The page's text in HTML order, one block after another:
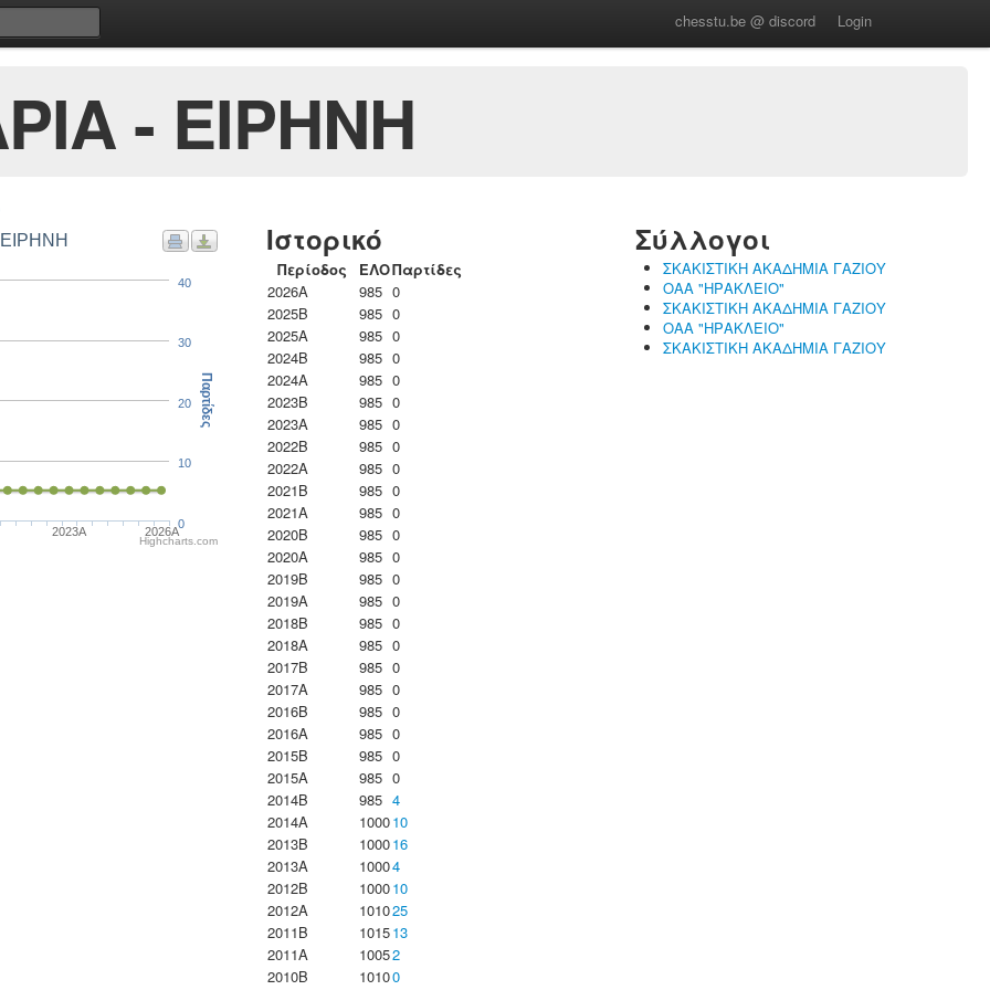
chesstu.be @ discord Login
- ΕΙΡΗΝΗ
2023Α 2026A
0
10
20
30
40
Παρτίδες
Highcharts.com
Ιστορικό
Περίοδος ΕΛΟΠαρτίδες
2026A
985 0
2025B
985 0
2025A
985 0
2024B
985 0
2024A
985 0
2023B
985 0
2023Α
985 0
2022B
985 0
2022A
985 0
2021B
985 0
2021A
985 0
2020B
985 0
2020A
985 0
2019B
985 0
2019A
985 0
2018B
985 0
2018A
985 0
2017B
985 0
2017A
985 0
2016B
985 0
2016A
985 0
2015B
985 0
2015A
985 0
2014B
985 4
2014A
100010
2013B
100016
2013A
10004
2012B
100010
2012A
101025
2011B
101513
2011A
10052
2010B
10100
Σύλλογοι
ΣΚΑΚΙΣΤΙΚΗ ΑΚΑΔΗΜΙΑ ΓΑΖΙΟΥ
ΟΑΑ "ΗΡΑΚΛΕΙΟ"
ΣΚΑΚΙΣΤΙΚΗ ΑΚΑΔΗΜΙΑ ΓΑΖΙΟΥ
ΟΑΑ "ΗΡΑΚΛΕΙΟ"
ΣΚΑΚΙΣΤΙΚΗ ΑΚΑΔΗΜΙΑ ΓΑΖΙΟΥ